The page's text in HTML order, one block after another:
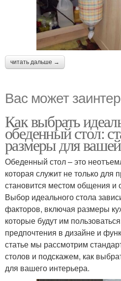
читать дальше →
Вас может
Как выбрать
обеденный стол:
размеры для
Обеденный стол – это
которая служит не только для
становится местом общения и
Выбор идеального стола
факторов, включая размеры
которые будут им
предпочтения в дизайне и
статье мы рассмотрим
столов и подскажем, как
для вашего интерьера.